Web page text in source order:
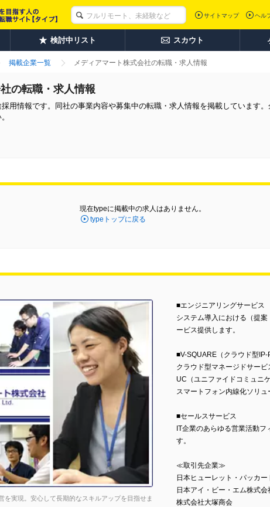
サイトマップ ヘル
検討中リスト スカウト
掲載企業一覧 メディアマート株式会社の転職・求人情報
の転職・求人情報
用情報です。同社の事業内容や募集中の転職・求人情報を掲載しています
現在typeに掲載中の求人はありません。
typeトップに戻る
を実現。安心して長期的なスキルアップを目指せま
■エンジニアリングサービス
システム導入における（提
ービス提供します。
■V-SQUARE（クラウド型IP-
クラウド型マネージドサービ
UC（ユニファイドコミュニ
スマートフォン内線化ソリュ
■セールスサービス
IT企業のあらゆる営業活動
す。
≪取引先企業≫
日本ヒューレット・パッカー
日本アイ・ビー・エム株式会
株式会社大塚商会